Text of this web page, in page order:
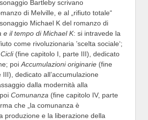
Bartleby scrivano
di Melville, e al „rifiuto totale“
Michael K del romanzo di
e il tempo di Michael K: si intravede la
come rivoluzionaria ’scelta sociale‘;
Cicli(fine capitolo I, parte III), dedicato
poi Accumulazioni originarie (fine
dedicato all’accumulazione
dalla modernità alla
Comunanza (fine capitolo IV, parte
che „la comunanza è
produzione e la liberazione della